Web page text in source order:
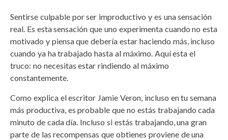
Sentirse culpable por ser improductivo y es una sensación
real. Es esta sensación que uno experimenta cuando no esta
motivado y piensa que debería estar haciendo más, incluso
cuando ya ha trabajado hasta al máximo. Aquí esta el
truco: no necesitas estar rindiendo al máximo
constantemente.
Como explica el escritor Jamie Veron, incluso en tu semana
más productiva, es probable que no estás trabajando cada
minuto de cada día. Incluso si estás trabajando, una gran
parte de las recompensas que obtienes proviene de una